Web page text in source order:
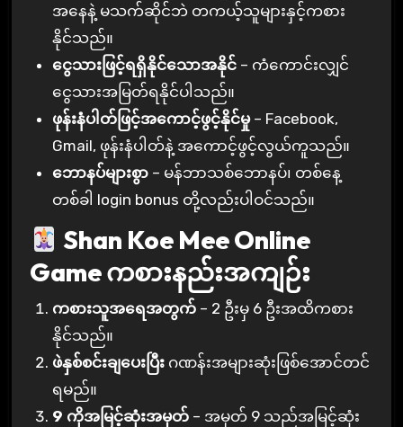
အနေနဲ့ မသက်ဆိုင်ဘဲ တကယ့်သူများနှင့်ကစား
နိုင်သည်။
ငွေသားဖြင့်ရရှိနိုင်သောအနိုင် – ကံကောင်းလျှင်
ငွေသားအမြတ်ရနိုင်ပါသည်။
ဖုန်းနံပါတ်ဖြင့်အကောင့်ဖွင့်နိုင်မှု– Facebook,
Gmail, ဖုန်းနံပါတ်နဲ့ အကောင့်ဖွင့်လွယ်ကူသည်။
ဘောနပ်များစွာ – မန်ဘာသစ်ဘောနပ်၊ တစ်နေ့
တစ်ခါ login bonus တို့လည်းပါဝင်သည်။
Shan Koe Mee Online
Game ကစားနည်းအကျဉ်း
ကစားသူအရေအတွက် – 2 ဦးမှ 6 ဦးအထိကစား
နိုင်သည်။
ဖဲနှစ်စင်းချပေးပြီး ဂဏန်းအများဆုံးဖြစ်အောင်တင်
ရမည်။
9 ကိုအမြင့်ဆုံးအမှတ် – အမှတ် 9 သည်အမြင့်ဆုံး